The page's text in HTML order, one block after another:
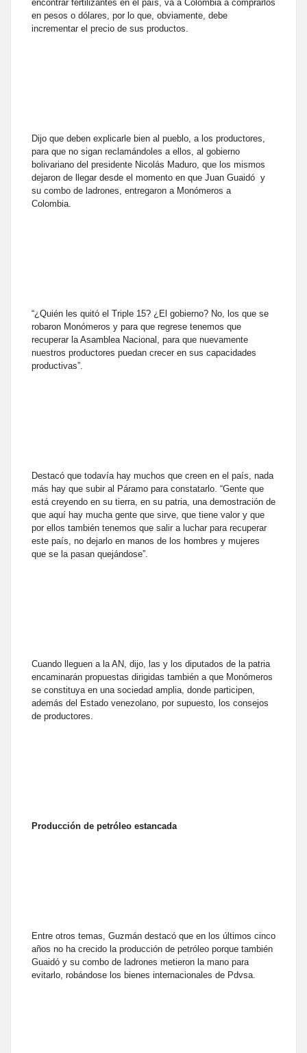
encontrar fertilizantes en el país, va a Colombia a comprarlos
en pesos o dólares, por lo que, obviamente, debe
incrementar el precio de sus productos.
Dijo que deben explicarle bien al pueblo, a los productores,
para que no sigan reclamándoles a ellos, al gobierno
bolivariano del presidente Nicolás Maduro, que los mismos
dejaron de llegar desde el momento en que Juan Guaidó y
su combo de ladrones, entregaron a Monómeros a
Colombia.
“¿Quién les quitó el Triple 15? ¿El gobierno? No, los que se
robaron Monómeros y para que regrese tenemos que
recuperar la Asamblea Nacional, para que nuevamente
nuestros productores puedan crecer en sus capacidades
productivas”.
Destacó que todavía hay muchos que creen en el país, nada
más hay que subir al Páramo para constatarlo. “Gente que
está creyendo en su tierra, en su patria, una demostración de
que aquí hay mucha gente que sirve, que tiene valor y que
por ellos también tenemos que salir a luchar para recuperar
este país, no dejarlo en manos de los hombres y mujeres
que se la pasan quejándose”.
Cuando lleguen a la AN, dijo, las y los diputados de la patria
encaminarán propuestas dirigidas también a que Monómeros
se constituya en una sociedad amplia, donde participen,
además del Estado venezolano, por supuesto, los consejos
de productores.
Producción de petróleo estancada
Entre otros temas, Guzmán destacó que en los últimos cinco
años no ha crecido la producción de petróleo porque también
Guaidó y su combo de ladrones metieron la mano para
evitarlo, robándose los bienes internacionales de Pdvsa.